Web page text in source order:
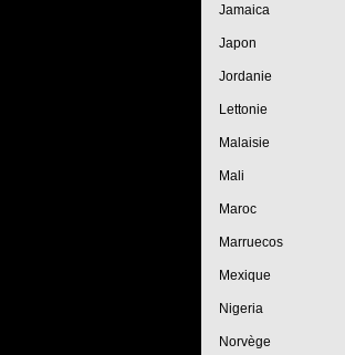
Jamaica
Japon
Jordanie
Lettonie
Malaisie
Mali
Maroc
Marruecos
Mexique
Nigeria
Norvège